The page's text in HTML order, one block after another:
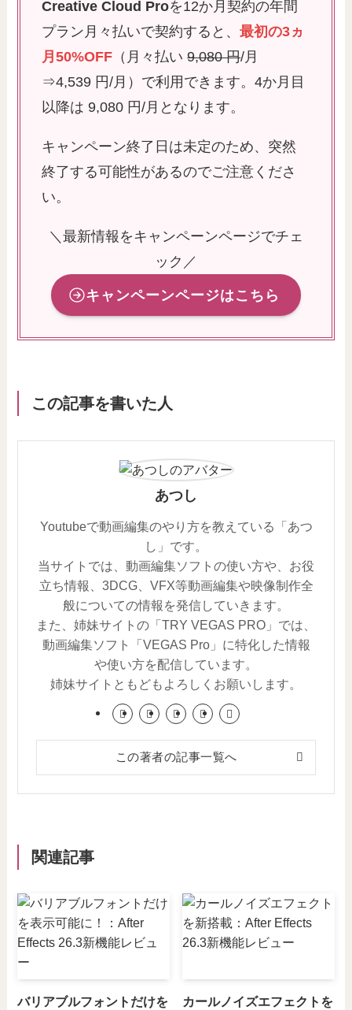
Creative Cloud Proを12か月契約の年間
プラン月々払いで契約すると、最初の3ヵ
月50%OFF （月々払い9,080 円/月
⇒4,539 円/月）​で利用できます。4か月目
以降は 9,080 円/月となります。
キャンペーン終了日は未定のため、突然
終了する可能性があるのでご注意くださ
い。
＼最新情報をキャンペーンページでチェ
ック／
キャンペーンページはこちら
この記事を書いた人
あつし
Youtubeで動画編集のやり方を教えている「あつ
し」です。
当サイトでは、動画編集ソフトの使い方や、お役
立ち情報、3DCG、VFX等動画編集や映像制作全
般についての情報を発信していきます。
また、姉妹サイトの「TRY VEGAS PRO」では、
動画編集ソフト「VEGAS Pro」に特化した情報
や使い方を配信しています。
姉妹サイトともどもよろしくお願いします。
この著者の記事一覧へ
関連記事
バリアブルフォントだけを
カールノイズエフェクトを